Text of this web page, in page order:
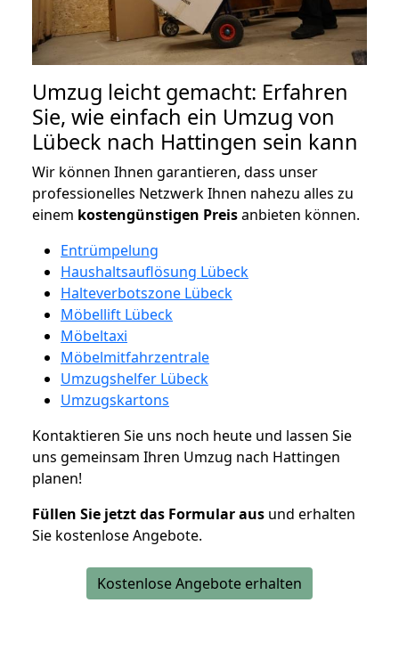
Umzug leicht gemacht: Erfahren
Sie, wie einfach ein Umzug von
Lübeck nach Hattingen sein kann
Wir können Ihnen garantieren, dass unser
professionelles Netzwerk Ihnen nahezu alles zu
einem kostengünstigen Preisanbieten können.
Entrümpelung
Haushaltsauflösung Lübeck
Halteverbotszone Lübeck
Möbellift Lübeck
Möbeltaxi
Möbelmitfahrzentrale
Umzugshelfer Lübeck
Umzugskartons
Kontaktieren Sie uns noch heute und lassen Sie
uns gemeinsam Ihren Umzug nach Hattingen
planen!
Füllen Sie jetzt das Formular aus und erhalten
Sie kostenlose Angebote.
Kostenlose Angebote erhalten